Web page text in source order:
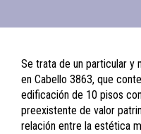
Se trata de un particular y
en Cabello 3863, que
edificación de 10 pisos
preexistente de valor
relación entre la estética